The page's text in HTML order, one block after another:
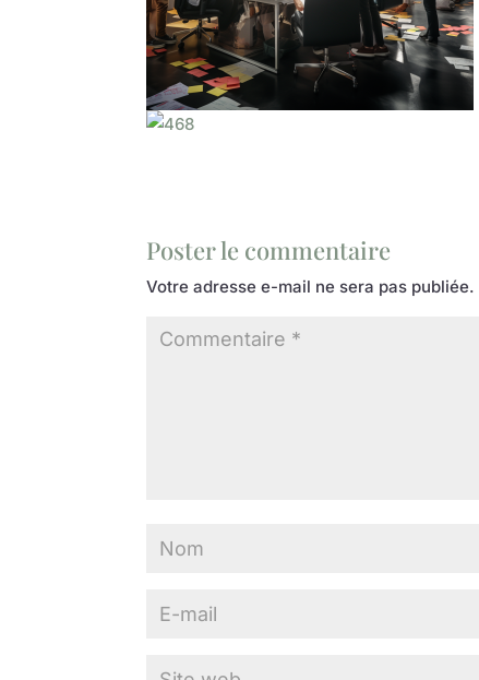
Poster le commentaire
Votre adresse e-mail ne sera pas publiée.